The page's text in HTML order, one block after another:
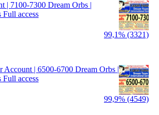
| 7100-7300 Dream Orbs |
Full access
99,1% (3321)
Account | 6500-6700 Dream Orbs |
Full access
99,9% (4549)